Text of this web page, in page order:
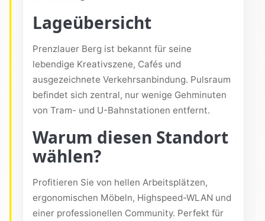
Lageübersicht
Prenzlauer Berg ist bekannt für seine
lebendige Kreativszene, Cafés und
ausgezeichnete Verkehrsanbindung. Pulsraum
befindet sich zentral, nur wenige Gehminuten
von Tram- und U-Bahnstationen entfernt.
Warum diesen Standort
wählen?
Profitieren Sie von hellen Arbeitsplätzen,
ergonomischen Möbeln, Highspeed-WLAN und
einer professionellen Community. Perfekt für